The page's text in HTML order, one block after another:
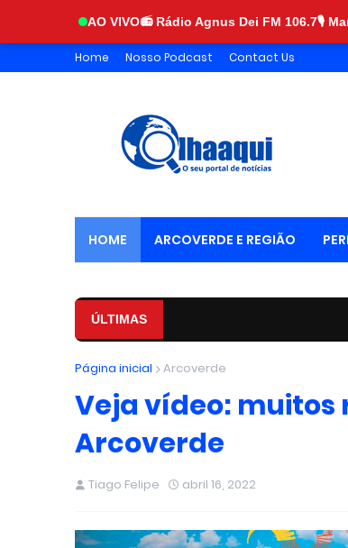
Home Nosso Podcast Contact Us
HOME ARCOVERDE E REGIÃO
AO VIVO📻 Rádio Agnus Dei FM 106.7🎙️
ÚLTIMAS
Página inicial Arcoverde
Veja vídeo: muitos
Arcoverde
Tiago Felipe abril 16, 2022